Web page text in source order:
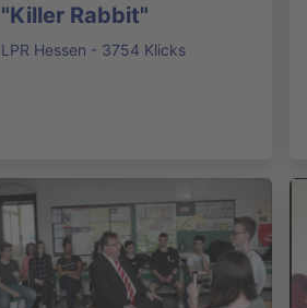
"Killer Rabbit"
LPR Hessen - 3754 Klicks